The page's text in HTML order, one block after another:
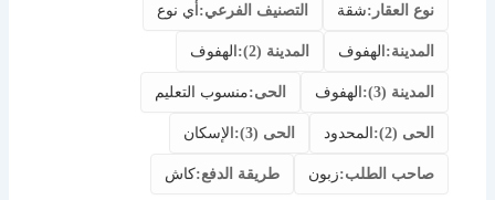
نوع العقار:شقة التصنيف الفرعي: أي نوع
المدينة: الهفوف المدينة (2): الهفوف
المدينة (3): الهفوف الحى:منسوب التعليم
الحى (2): المحدود الحى (3): الإسكان
صاحب الطلب:زبون طريقة الدفع:كاش